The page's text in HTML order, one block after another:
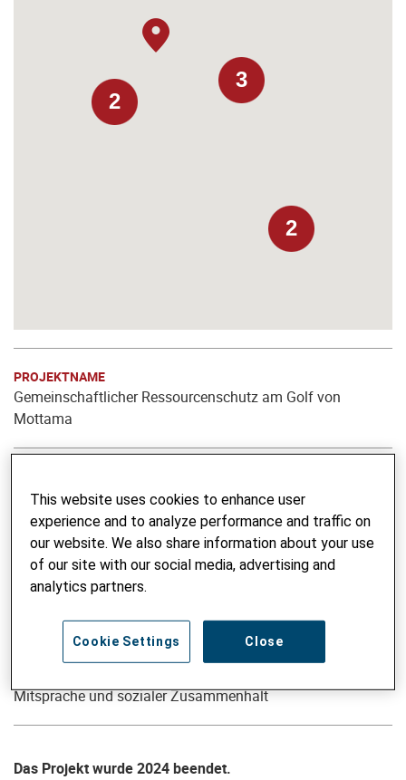
2
3
2
PROJEKTNAME
Gemeinschaftlicher Ressourcenschutz am Golf von
Mottama
2022 bis 2024
FINANZIERUNG
Dieses Projekt war ein Mandat derDeza.
THEMATISCHER SCHWERPUNKT
Klimawandel und Katastrophenvorsorge
Mitsprache und sozialer Zusammenhalt
Das Projekt wurde 2024 beendet.
This website uses cookies to enhance user
experience and to analyze performance and traffic on
our website. We also share information about your use
of our site with our social media, advertising and
analytics partners.
Close
Cookie Settings